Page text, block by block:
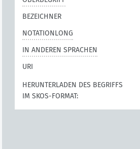
BEZEICHNER
NOTATIONLONG
IN ANDEREN SPRACHEN
URI
HERUNTERLADEN DES BEGRIFFS
IM SKOS-FORMAT: